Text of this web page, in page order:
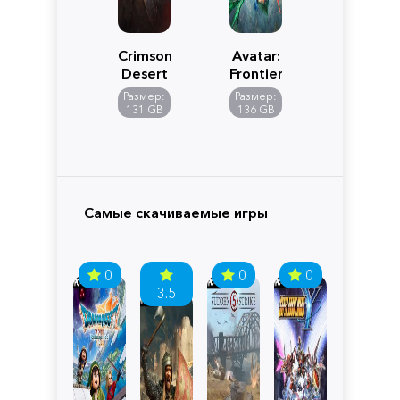
Crimson
Desert
Размер:
131 GB
Avatar:
Frontiers
of
Pandora
Размер:
136 GB
Самые скачиваемые игры
0
3.5
0 0